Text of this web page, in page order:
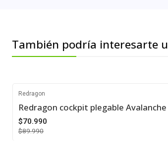
También podría interesarte
-21%
Redragon
Redragon cockpit plegable
$70.990
$89.990